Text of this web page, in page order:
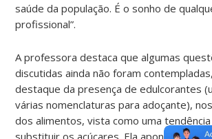
saúde da população. É o sonho de
profissional”.
A professora destaca que algumas
discutidas ainda não foram
destaque da presença de edulcorantes
várias nomenclaturas para adoçante),
dos alimentos, vista como uma
substituir os açúcares. Ela aponta